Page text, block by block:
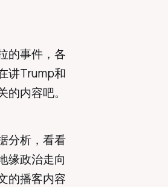
的事件，各
讲Trump和
内容吧。
分析，看看
缘政治走向
的播客内容